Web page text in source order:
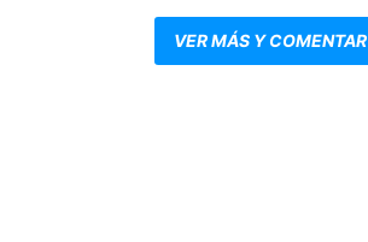
VER MÁS Y COMENTAR